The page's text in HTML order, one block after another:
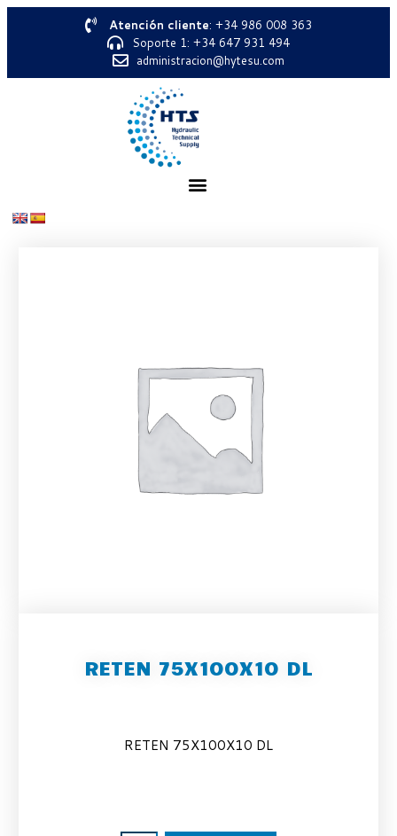
Atención cliente: +34 986 008 363
Soporte 1: +34 647 931 494
administracion@hytesu.com
RETEN 75X100X10 DL
RETEN 75X100X10 DL